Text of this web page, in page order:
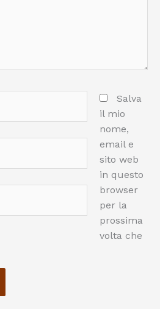
Salva
il mio
nome,
email e
sito web
in questo
browser
per la
prossima
volta che